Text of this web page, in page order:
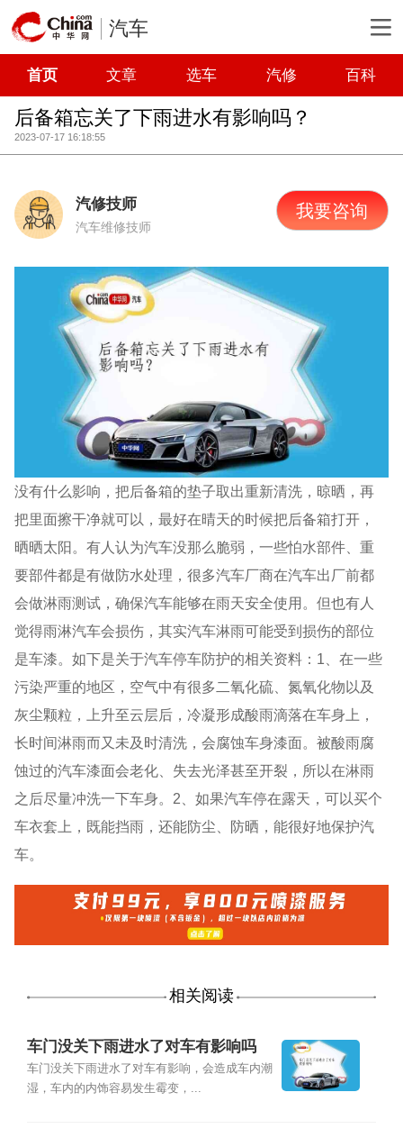
汽车
首页 文章 选车 汽修 百科
后备箱忘关了下雨进水有影响吗？
2023-07-17 16:18:55
汽修技师
汽车维修技师
我要咨询
没有什么影响，把后备箱的垫子取出重新清洗，晾晒，再
把里面擦干净就可以，最好在晴天的时候把后备箱打开，
晒晒太阳。有人认为汽车没那么脆弱，一些怕水部件、重
要部件都是有做防水处理，很多汽车厂商在汽车出厂前都
会做淋雨测试，确保汽车能够在雨天安全使用。但也有人
觉得雨淋汽车会损伤，其实汽车淋雨可能受到损伤的部位
是车漆。如下是关于汽车停车防护的相关资料：1、在一些
污染严重的地区，空气中有很多二氧化硫、氮氧化物以及
灰尘颗粒，上升至云层后，冷凝形成酸雨滴落在车身上，
长时间淋雨而又未及时清洗，会腐蚀车身漆面。被酸雨腐
蚀过的汽车漆面会老化、失去光泽甚至开裂，所以在淋雨
之后尽量冲洗一下车身。2、如果汽车停在露天，可以买个
车衣套上，既能挡雨，还能防尘、防晒，能很好地保护汽
车。
相关阅读
车门没关下雨进水了对车有影响吗
车门没关下雨进水了对车有影响，会造成车内潮
湿，车内的内饰容易发生霉变，...